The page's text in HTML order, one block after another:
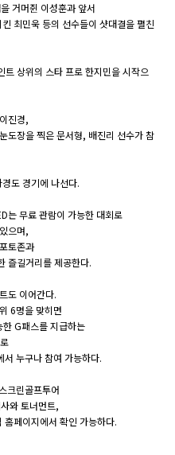
거머쥔 이성훈과 앞서
최민욱 등의 선수들이 샷대결을 펼친
상위의 스타 프로 한지민을 시작으
진경,
도장을 찍은 문서형, 배진리 선수가 참
도 경기에 나선다.
는 무료 관람이 가능한 대회로
으며,
토존과
즐길거리를 제공한다.
도 이어간다.
6명을 맞히면
G패스를 지급하는
누구나 참여 가능하다.
크린골프투어
와 토너먼트,
페이지에서 확인 가능하다.